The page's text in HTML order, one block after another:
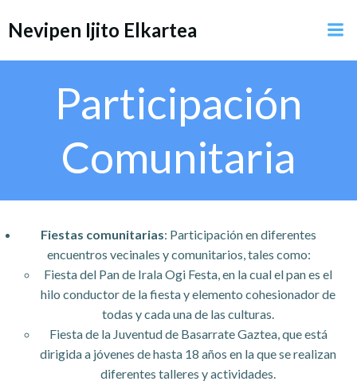
al
Nevipen Ijito Elkartea
Participación
Comunitaria
Fiestas comunitarias: Participación en diferentes
encuentros vecinales y comunitarios, tales como:
Fiesta del Pan de Irala Ogi Festa, en la cual el pan es el
hilo conductor de la fiesta y elemento cohesionador de
todas y cada una de las culturas.
Fiesta de la Juventud de Basarrate Gaztea, que está
dirigida a jóvenes de hasta 18 años en la que se realizan
diferentes talleres y actividades.